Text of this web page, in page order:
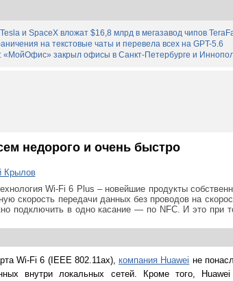
и SpaceX вложат $16,8 млрд в мегазавод чипов
на текстовые чаты и перевела всех на GPT-5.6
«МойОфис» закрыл офисы в Санкт-Петербурге и
недорого и очень быстро
Крылов
Wi-Fi 6 Plus – новейшие продукты
скорость передачи данных без проводов на
подключить в одно касание — по NFC. И это при
Wi-Fi 6 (IEEE 802.11ax), компания Huawei не
внутри локальных сетей. Кроме того,